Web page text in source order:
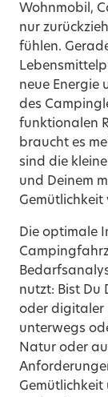
Wohnmobil,
nur
fühlen.
neue Energie
des
funktionalen
braucht es
sind die
und Deinem
Gemütlichkeit
Die optimale
nutzt: Bist Du
oder digitaler
unterwegs
Natur oder
Gemütlichkeit